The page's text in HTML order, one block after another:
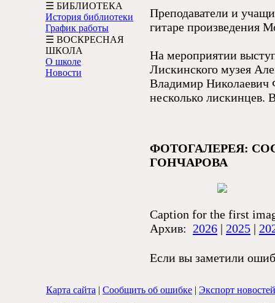
☰ БИБЛИОТЕКА
История библиотеки
График работы
☰ ВОСКРЕСНАЯ
ШКОЛА
О школе
Новости
Преподаватели и
гитаре произведения
На мероприятии
Лискинского музея
Владимир Николаевич
несколько лискинцев.
ФОТОГАЛЕРЕЯ:
ГОНЧАРОВА
Caption for the first
Архив: 2026 | 2025 |
Если вы заметили
Карта сайта | Сообщить об ошибке | Экспорт новостей